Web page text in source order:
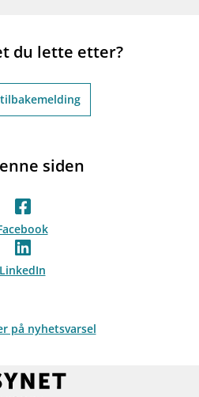
du lette etter?
siden
LinkedIn
på nyhetsvarsel